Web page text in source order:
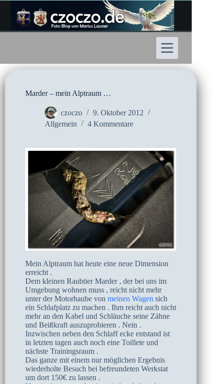
Inhalt
springen
Marder – mein Alptraum …
czoczo
9. Oktober 2012
Allgemein
4 Kommentare
Mein Alptraum hat heute eine neue Dimension
erreicht .
Dem kleinen Raubtier Marder , der bei uns im
Umgebung wohnen muss , reicht nicht mehr
unter der Motorhaube von meinen Wagen sich
ein Schlafplatz zu machen . Ihm reicht auch nicht
mehr an den Kabel und Schläuche seine Zähne
und Beißkraft auszuprobieren . Nein .
Inzwischen neben den Schlaff ecke entstand ist
in letzten tagen auch noch eine Toillete und
nächste Trainingsraum .
Das ganze mit einem nur möglichen Ergebnis
wiederholte Besuch bei befreundeten Werkstat
um dort 150€ zu lassen .